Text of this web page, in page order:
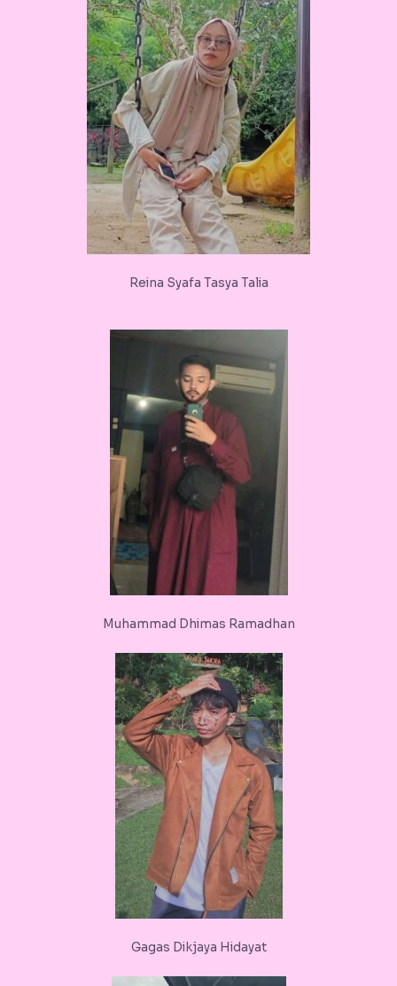
Reina Syafa Tasya Talia
Muhammad Dhimas Ramadhan
Gagas Dikjaya Hidayat